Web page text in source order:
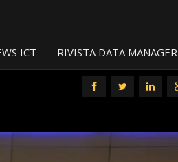
ICT RIVISTA DATA MANAGER